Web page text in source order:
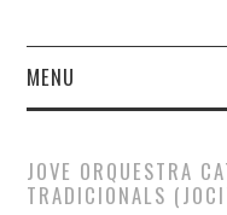
MENU
BIOGRAFIA
JOVE ORQUESTRA
TRADICIONALS